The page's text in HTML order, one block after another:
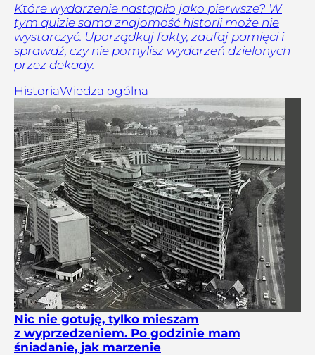
Które wydarzenie nastąpiło jako pierwsze? W
tym quizie sama znajomość historii może nie
wystarczyć. Uporządkuj fakty, zaufaj pamięci i
sprawdź, czy nie pomylisz wydarzeń dzielonych
przez dekady.
HistoriaWiedza ogólna
Nic nie gotuję, tylko mieszam
z wyprzedzeniem. Po godzinie mam
śniadanie, jak marzenie